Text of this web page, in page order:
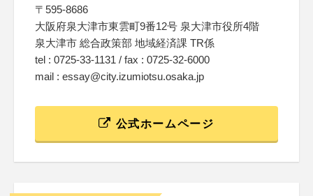
〒595-8686
大阪府泉大津市東雲町9番12号 泉大津市役所4階
泉大津市 総合政策部 地域経済課 TR係
tel : 0725-33-1131 / fax : 0725-32-6000
mail : essay@city.izumiotsu.osaka.jp
公式ホームページ